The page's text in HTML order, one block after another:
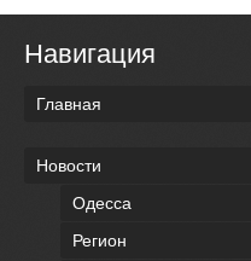
Навигация
Главная
Новости
Одесса
Регион